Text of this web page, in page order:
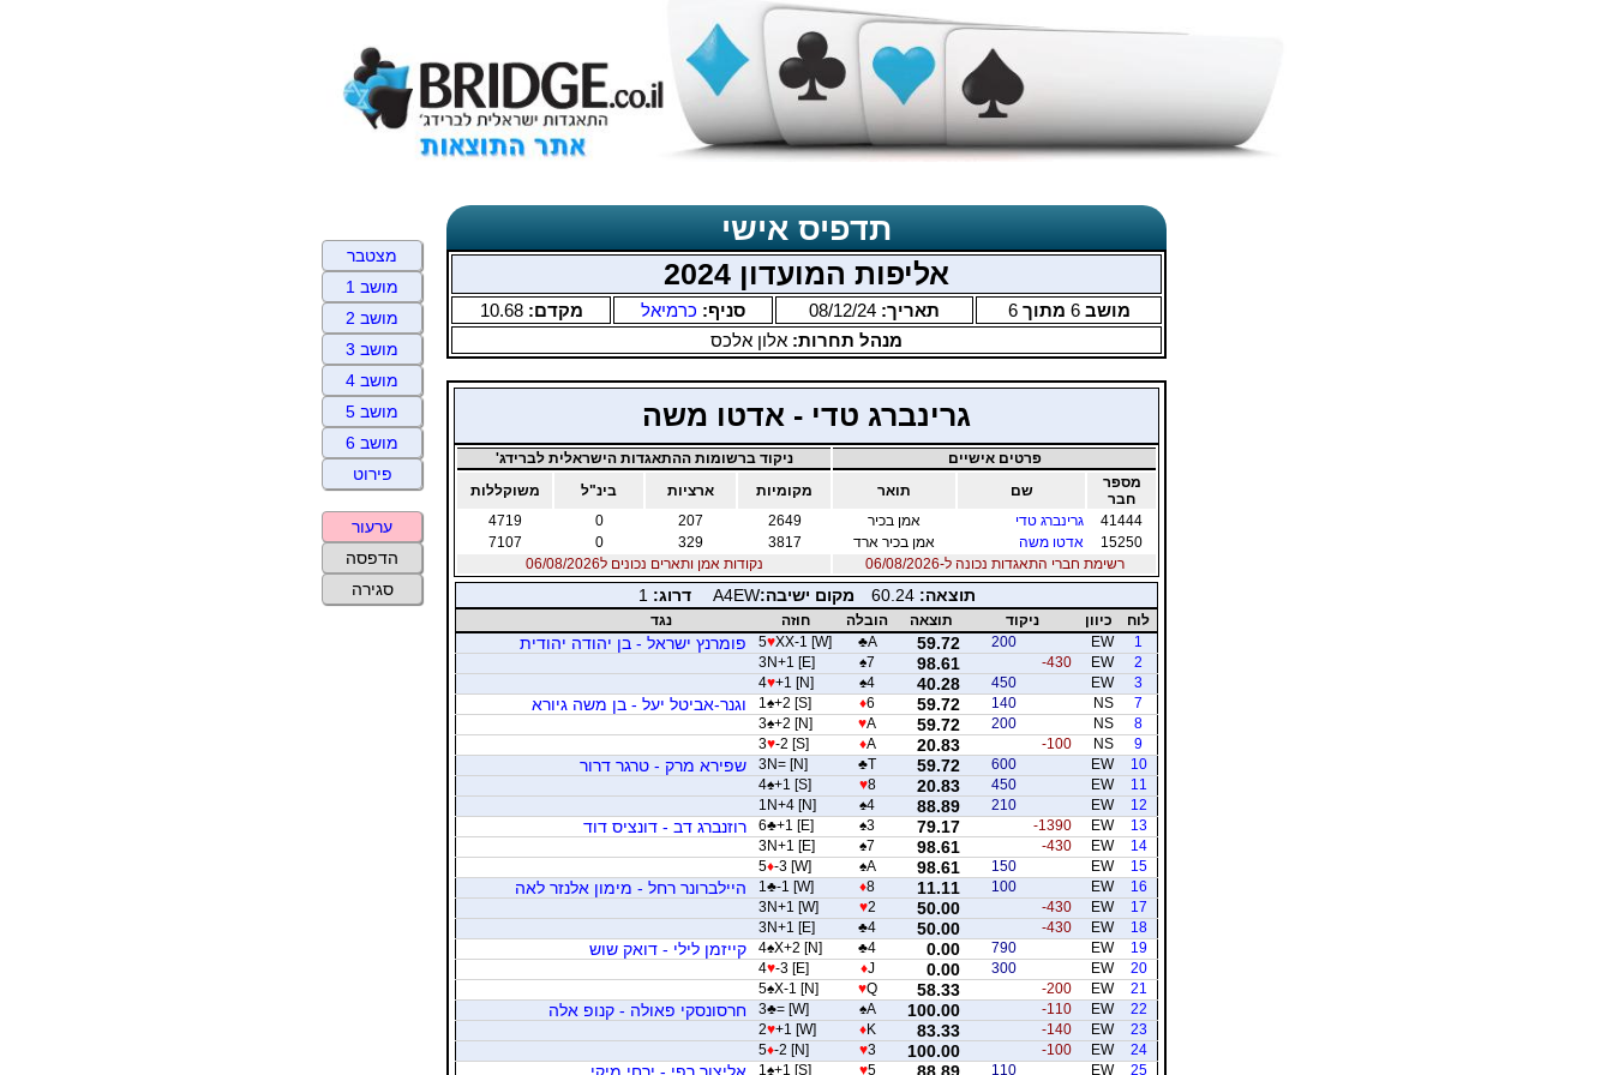
תדפיס אישי
אליפות המועדון 2024
מושב6 מתוך6 תאריך: 08/12/24 סניף: כרמיאל מקדם:10.68
מנהל תחרות: אלון אלכס
גרינברג טדי - אדטו משה
פרטים אישיים
ניקוד ברשומות ההתאגדות הישראלית לברידג'
מספר
חבר
שם תואר מקומיות ארציות בינ"ל
משוקללות
41444
גרינברג טדי אמן בכיר 2649
207
0
4719
15250
אדטו משה אמן בכיר ארד 3817
329
0
7107
רשימת חברי התאגדות נכונה ל-06/08/2026
נקודות אמן ותארים נכונים ל06/08/2026
תוצאה:60.24 מקום ישיבה:A4EW דרוג: 1
לוח כיוון ניקוד תוצאה הובלה חוזה
נגד
1
EW
200
59.72
♣A
5♥XX-1 [W] פומרנץ ישראל - בן יהודה יהודית
2
EW
-430
98.61
♠7
3N+1 [E]
3
EW
450
40.28
♠4
4♥+1 [N]
7
NS
140
59.72
♦6
1 ♠+2 [S] וגנר-אביטל יעל - בן משה גיורא
8
NS
200
59.72
♥A
3♠+2 [N]
9
NS
-100
20.83
♦A
3♥-2 [S]
10
EW
600
59.72
♣T
3N= [N] שפירא מרק - טרגר דרור
11
EW
450
20.83
♥8
4♠+1 [S]
12
EW
210
88.89
♠4
1N+4 [N]
13
EW
-1390
79.17
♠3
6♣+1 [E] רוזנברג דב - דונציס דוד
14
EW
-430
98.61
♠7
3N+1 [E]
15
EW
150
98.61
♠A
5♦-3 [W]
16
EW
100
11.11
♦8
1 ♣-1 [W] היילברונר רחל - מימון אלנזר לאה
17
EW
-430
50.00
♥2
3N+1 [W]
18
EW
-430
50.00
♣4
3N+1 [E]
19
EW
790
0.00
♣4
4♠X+2 [N] קייזמן לילי - דואק שוש
20
EW
300
0.00
♦J
4♥-3 [E]
21
EW
-200
58.33
♥Q
5♠X-1 [N]
22
EW
-110
100.00
♠A
3♣= [W] חרסונסקי פאולה - קנופ אלה
23
EW
-140
83.33
♦K
2♥+1 [W]
24
EW
-100
100.00
♥3
5♦-2 [N]
25
EW
110
88.89
♥5
1 ♠+1 [S] אליצור רפי - ירחי מיקי
מצטבר
מושב 1
מושב 2
מושב 3
מושב 4
מושב 5
מושב 6
פירוט
ערעור
הדפסה
סגירה